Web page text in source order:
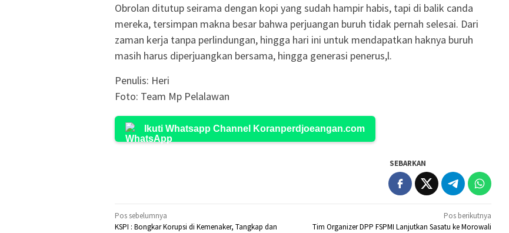
Obrolan ditutup seirama dengan kopi yang sudah hampir habis, tapi di balik canda
mereka, tersimpan makna besar bahwa perjuangan buruh tidak pernah selesai. Dari
zaman kerja tanpa perlindungan, hingga hari ini untuk mendapatkan haknya buruh
masih harus diperjuangkan bersama, hingga generasi penerus,l.
Penulis: Heri
Foto: Team Mp Pelalawan
Ikuti Whatsapp Channel Koranperdjoeangan.com
SEBARKAN
Navigasi
Pos sebelumnya
KSPI : Bongkar Korupsi di Kemenaker, Tangkap dan
Pos berikutnya
Tim Organizer DPP FSPMI Lanjutkan Sasatu ke Morowali